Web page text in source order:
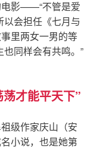
电影——“不管是爱
以会担任《七月与
里两女一男的等
同样会有共鸣。”
才能平天下”
级作家庆山（安
小说，也是她第